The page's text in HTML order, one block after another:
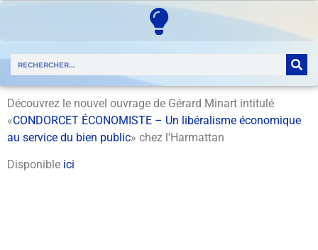
Découvrez le nouvel ouvrage de Gérard Minart intitulé
«CONDORCET ÉCONOMISTE – Un libéralisme économique
au service du bien public» chez l’Harmattan
Disponible ici